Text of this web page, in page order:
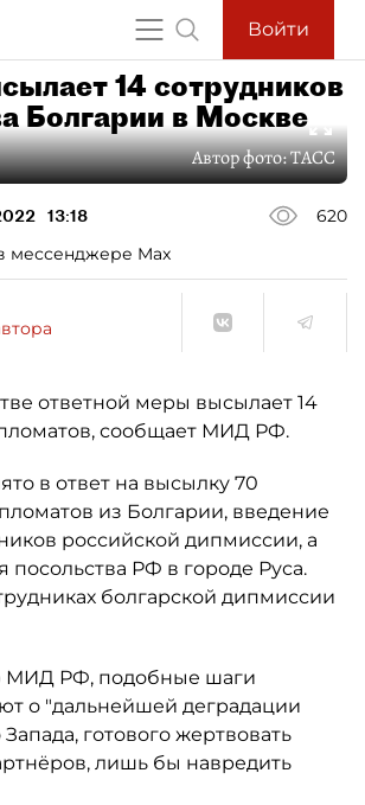
Войти
14 сотрудников
Болгарии в Москве
Автор фото:ТАСС
13:18
620
мессенджере Max
ответной меры высылает 14
сообщает МИД РФ.
в ответ на высылку 70
из Болгарии, введение
российской дипмиссии, а
посольства РФ в городе Руса.
болгарской дипмиссии
МИД РФ, подобные шаги
о "дальнейшей деградации
готового жертвовать
лишь бы навредить